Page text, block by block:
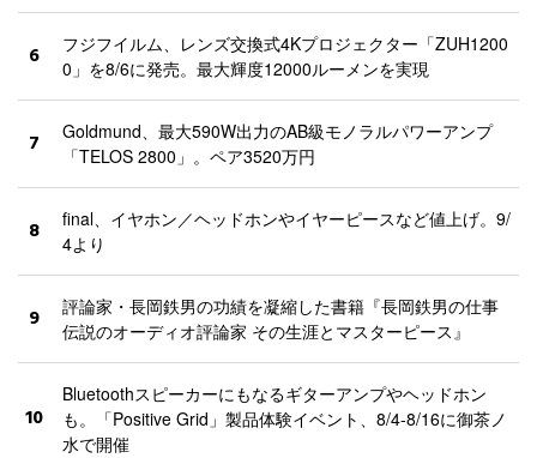
6
フジフイルム、レンズ交換式4Kプロジェクター「ZUH1200
0」を8/6に発売。最大輝度12000ルーメンを実現
7
Goldmund、最大590W出力のAB級モノラルパワーアンプ
「TELOS 2800」。ペア3520万円
8
final、イヤホン／ヘッドホンやイヤーピースなど値上げ。9/
4より
9
評論家・長岡鉄男の功績を凝縮した書籍『長岡鉄男の仕事
伝説のオーディオ評論家 その生涯とマスターピース』
10
Bluetoothスピーカーにもなるギターアンプやヘッドホン
も。「Positive Grid」製品体験イベント、8/4-8/16に御茶ノ
水で開催